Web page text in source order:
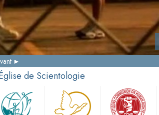
de Scientologie